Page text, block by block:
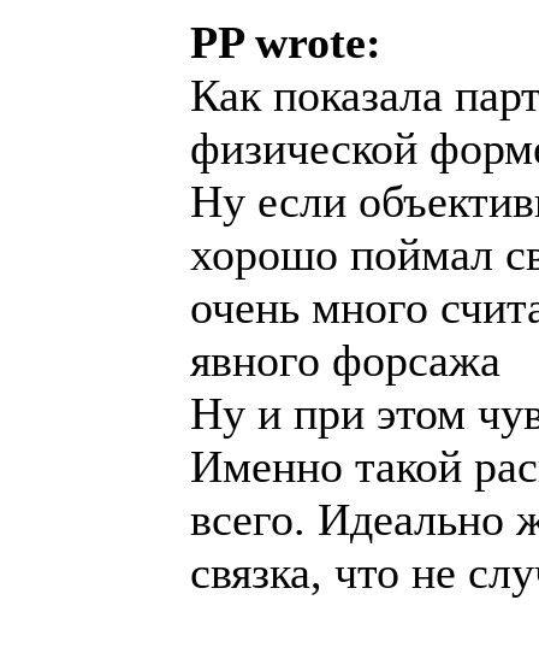
PP wrote:
Как показала
физической
Ну если
хорошо поймал
очень много
явного форсажа
Ну и при этом
Именно такой
всего. Идеально
связка, что не